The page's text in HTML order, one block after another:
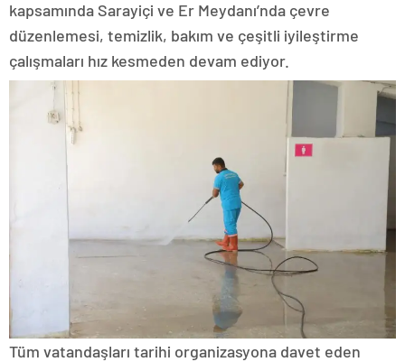
kapsamında Sarayiçi ve Er Meydanı’nda çevre
düzenlemesi, temizlik, bakım ve çeşitli iyileştirme
çalışmaları hız kesmeden devam ediyor.
Tüm vatandaşları tarihi organizasyona davet eden